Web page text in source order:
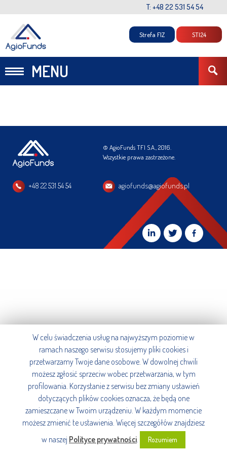
T: +48 22 531 54 54
MENU
Strefa FIZ STI24
© AgioFunds TFI S.A., 2016.
Wszystkie prawa zastrzeżone.
+48 22 531 54 54 agiofunds@agiofunds.pl
W celu świadczenia usług na najwyższym poziomie w
ramach naszego serwisu stosujemy pliki cookies i
przetwarzamy Twoje dane osobowe. W dowolnej chwili
możesz zgłosić sprzeciw wobec przetwarzania, w tym
profilowania. Korzystanie z serwisu bez zmiany ustawień
dotyczących plików cookies oznacza, że będą one
zamieszczane w Twoim urządzeniu. W każdym momencie
możesz zmienić te ustawienia. Więcej szczegółów znajdziesz
w naszej Polityce prywatności. Rozumiem